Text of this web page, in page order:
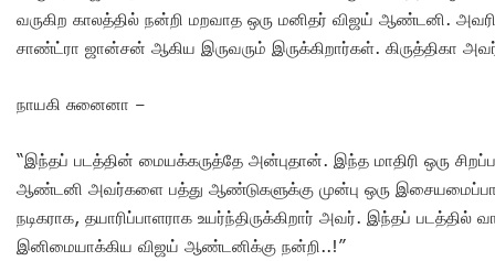
வருகிற காலத்தில் நன்றி மறவாத ஒரு மனிதர் விஜய் ஆண்டனி.
சாண்ட்ரா ஜான்சன் ஆகிய இருவரும் இருக்கிறார்கள். கிருத்திகா
நாயகி சுனைனா –
“இந்தப் படத்தின் மையக்கருத்தே அன்புதான். இந்த மாதிரி ஒரு
ஆண்டனி அவர்களை பத்து ஆண்டுகளுக்கு முன்பு ஒரு
நடிகராக, தயாரிப்பாளராக உயர்ந்திருக்கிறார் அவர். இந்தப்
இனிமையாக்கிய விஜய் ஆண்டனிக்கு நன்றி..!”